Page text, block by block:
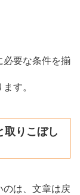
必要な条件を揃
す。
取りこぼし
のは、文章は戻